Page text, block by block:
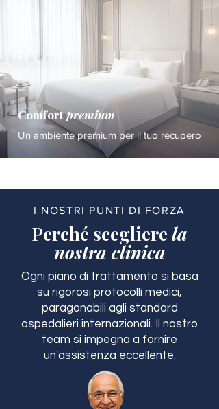
Comfortpremium
Un ambiente premium per il tuo recupero
I NOSTRI PUNTI DI FORZA
Perché scegliere la
nostra clinica
Ogni piano di trattamento si basa
su rigorosi protocolli medici,
paragonabili agli standard
ospedalieri internazionali. Il nostro
team si impegna a fornire
un'assistenza eccellente.